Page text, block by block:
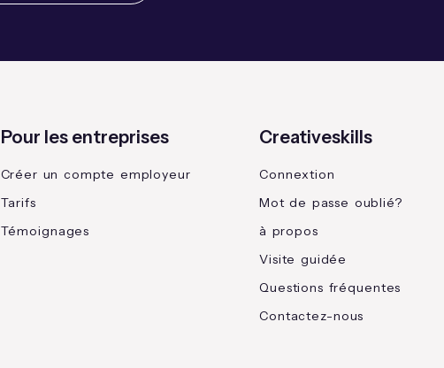
Pour les entreprises
Créer un compte employeur
Tarifs
Témoignages
Creativeskills
Connextion
Mot de passe oublié?
à propos
Visite guidée
Questions fréquentes
Contactez-nous